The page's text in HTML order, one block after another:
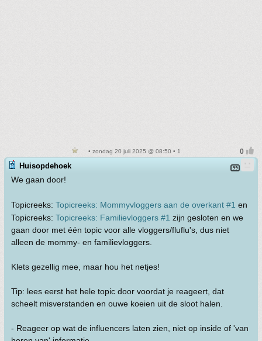
• zondag 20 juli 2025 @ 08:50 • 1
Huisopdehoek
We gaan door!
Topicreeks: Topicreeks: Mommyvloggers aan de overkant #1 en
Topicreeks: Topicreeks: Familievloggers #1 zijn gesloten en we
gaan door met één topic voor alle vloggers/fluflu's, dus niet
alleen de mommy- en familievloggers.
Klets gezellig mee, maar hou het netjes!
Tip: lees eerst het hele topic door voordat je reageert, dat
scheelt misverstanden en ouwe koeien uit de sloot halen.
- Reageer op wat de influencers laten zien, niet op inside of 'van